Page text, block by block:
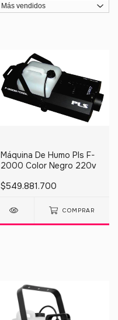
Máquina De Humo Pls F-
2000 Color Negro 220v
$549.881.700
COMPRAR